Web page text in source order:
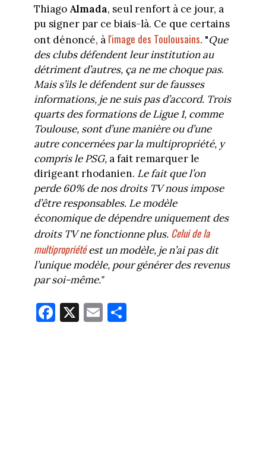
Thiago Almada, seul renfort à ce jour, a
pu signer par ce biais-là. Ce que certains
ont dénoncé, à l'image des Toulousains. "Que
des clubs défendent leur institution au
détriment d’autres, ça ne me choque pas.
Mais s’ils le défendent sur de fausses
informations, je ne suis pas d’accord. Trois
quarts des formations de Ligue 1, comme
Toulouse, sont d’une manière ou d’une
autre concernées par la multipropriété, y
compris le PSG,a fait remarquer le
dirigeant rhodanien. Le fait que l’on
perde 60% de nos droits TV nous impose
d’être responsables. Le modèle
économique de dépendre uniquement des
droits TV ne fonctionne plus. Celui de la
multipropriétéest un modèle, je n’ai pas dit
l’unique modèle, pour générer des revenus
par soi-même."
Fa
ce
X E
m
Pa